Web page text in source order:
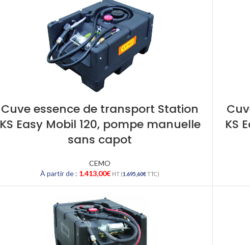
Cuve essence de transport Station
KS Easy Mobil 120, pompe manuelle
sans capot
CEMO
À partir de : 1.413,00€ HT (1.695,60€TTC)
KS